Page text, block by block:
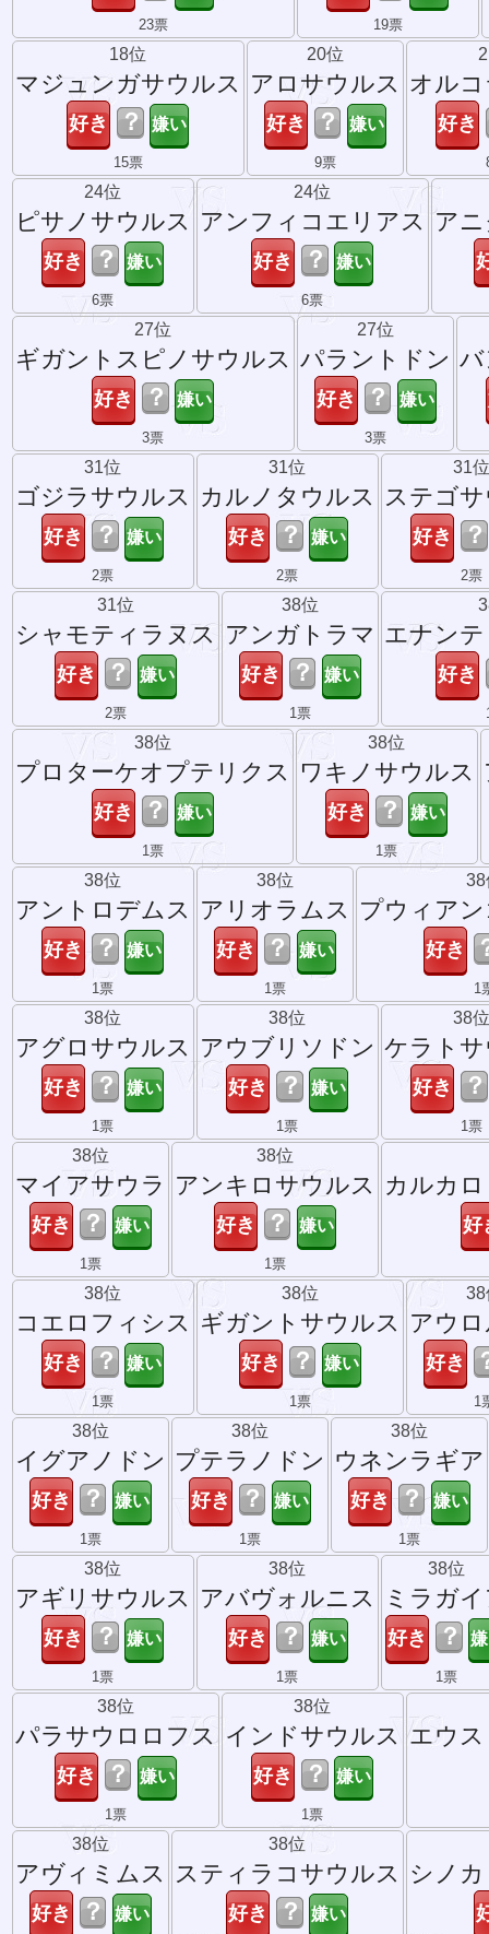
23票 19票
18位
マジュンガサウルス
？
15票
20位
アロサウルス
？
9票
オル
24位
ピサノサウルス
？
6票
24位
アンフィコエリアス
？
6票
ア
27位
ギガントスピノサウルス
？
3票
27位
パラントドン
？
3票
31位
ゴジラサウルス
？
2票
31位
カルノタウルス
？
2票
31
ステゴ
？
2票
31位
シャモティラヌス
？
2票
38位
アンガトラマ
？
1票
エナン
38位
プロターケオプテリクス
？
1票
38位
ワキノサウルス
？
1票
38位
アントロデムス
？
1票
38位
アリオラムス
？
1票
38
プウィア
1
38位
アグロサウルス
？
1票
38位
アウブリソドン
？
1票
38
ケラト
？
1票
38位
マイアサウラ
？
1票
38位
アンキロサウルス
？
1票
カルカ
38位
コエロフィシス
？
1票
38位
ギガントサウルス
？
1票
38
アウ
1
38位
イグアノドン
？
1票
38位
プテラノドン
？
1票
38位
ウネンラギア
？
1票
38位
アギリサウルス
？
1票
38位
アバヴォルニス
？
1票
38位
ミラガ
？
1票
38位
パラサウロロフス
？
1票
38位
インドサウルス
？
1票
エウ
38位
アヴィミムス
？
38位
スティラコサウルス
？
シノ